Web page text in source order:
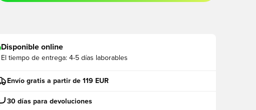
Disponible online
El tiempo de entrega: 4-5 días laborables
Envío gratis a partir de 119 EUR
30 días para devoluciones